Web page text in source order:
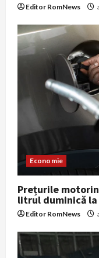
Editor RomNews
Economie
Prețurile
litrul duminică
Editor RomNews